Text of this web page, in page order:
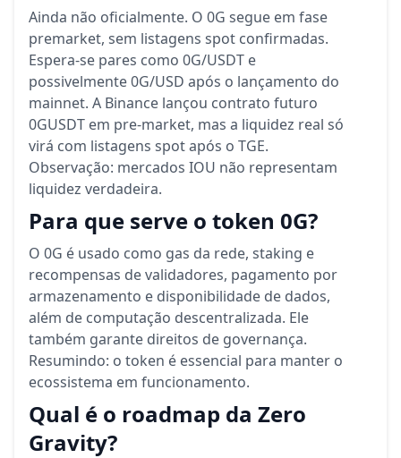
Ainda não oficialmente. O 0G segue em fase
premarket, sem listagens spot confirmadas.
Espera-se pares como 0G/USDT e
possivelmente 0G/USD após o lançamento do
mainnet. A Binance lançou contrato futuro
0GUSDT em pre-market, mas a liquidez real só
virá com listagens spot após o TGE.
Observação: mercados IOU não representam
liquidez verdadeira.
Para que serve o token 0G?
O 0G é usado como gas da rede, staking e
recompensas de validadores, pagamento por
armazenamento e disponibilidade de dados,
além de computação descentralizada. Ele
também garante direitos de governança.
Resumindo: o token é essencial para manter o
ecossistema em funcionamento.
Qual é o roadmap da Zero
Gravity?